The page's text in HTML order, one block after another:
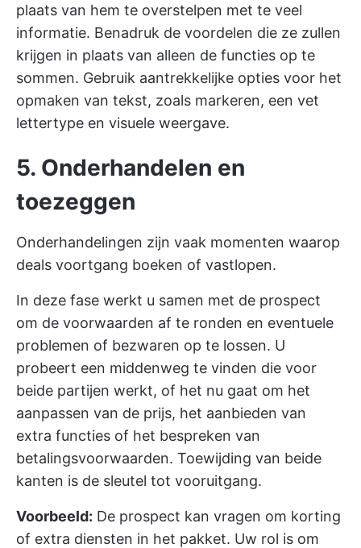
plaats van hem te overstelpen met te veel
informatie. Benadruk de voordelen die ze zullen
krijgen in plaats van alleen de functies op te
sommen. Gebruik aantrekkelijke opties voor het
opmaken van tekst, zoals markeren, een vet
lettertype en visuele weergave.
5. Onderhandelen en
toezeggen
Onderhandelingen zijn vaak momenten waarop
deals voortgang boeken of vastlopen.
In deze fase werkt u samen met de prospect
om de voorwaarden af te ronden en eventuele
problemen of bezwaren op te lossen. U
probeert een middenweg te vinden die voor
beide partijen werkt, of het nu gaat om het
aanpassen van de prijs, het aanbieden van
extra functies of het bespreken van
betalingsvoorwaarden. Toewijding van beide
kanten is de sleutel tot vooruitgang.
Voorbeeld: De prospect kan vragen om korting
of extra diensten in het pakket. Uw rol is om